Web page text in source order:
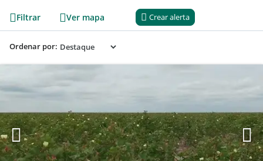
Filtrar Ver mapa Crear alerta
Ordenar por: